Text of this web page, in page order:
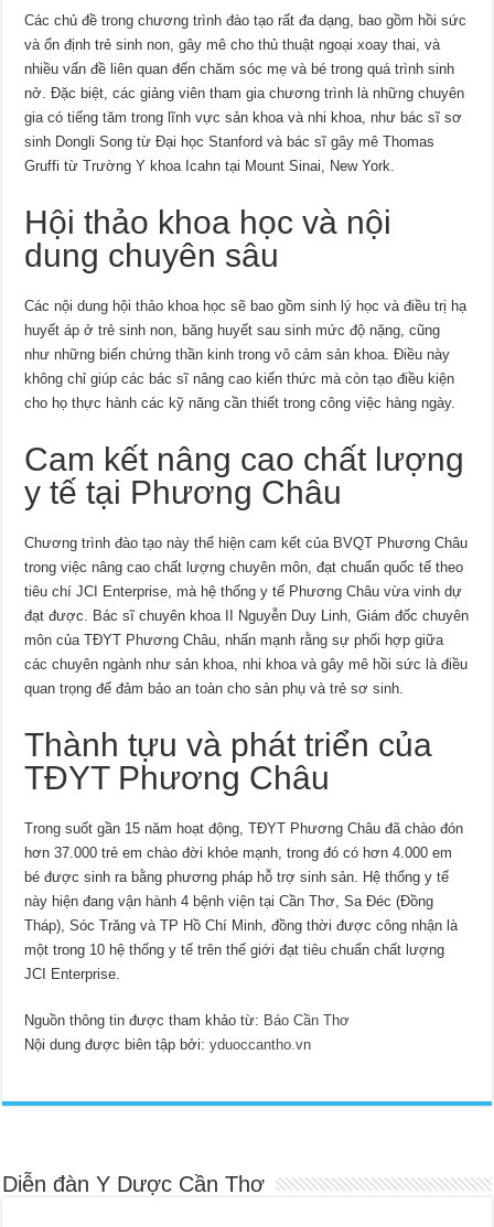
Các chủ đề trong chương trình đào tạo rất đa dạng, bao gồm hồi sức
và ổn định trẻ sinh non, gây mê cho thủ thuật ngoại xoay thai, và
nhiều vấn đề liên quan đến chăm sóc mẹ và bé trong quá trình sinh
nở. Đặc biệt, các giảng viên tham gia chương trình là những chuyên
gia có tiếng tăm trong lĩnh vực sản khoa và nhi khoa, như bác sĩ sơ
sinh Dongli Song từ Đại học Stanford và bác sĩ gây mê Thomas
Gruffi từ Trường Y khoa Icahn tại Mount Sinai, New York.
Hội thảo khoa học và nội
dung chuyên sâu
Các nội dung hội thảo khoa học sẽ bao gồm sinh lý học và điều trị hạ
huyết áp ở trẻ sinh non, băng huyết sau sinh mức độ nặng, cũng
như những biến chứng thần kinh trong vô cảm sản khoa. Điều này
không chỉ giúp các bác sĩ nâng cao kiến thức mà còn tạo điều kiện
cho họ thực hành các kỹ năng cần thiết trong công việc hàng ngày.
Cam kết nâng cao chất lượng
y tế tại Phương Châu
Chương trình đào tạo này thể hiện cam kết của BVQT Phương Châu
trong việc nâng cao chất lượng chuyên môn, đạt chuẩn quốc tế theo
tiêu chí JCI Enterprise, mà hệ thống y tế Phương Châu vừa vinh dự
đạt được. Bác sĩ chuyên khoa II Nguyễn Duy Linh, Giám đốc chuyên
môn của TĐYT Phương Châu, nhấn mạnh rằng sự phối hợp giữa
các chuyên ngành như sản khoa, nhi khoa và gây mê hồi sức là điều
quan trọng để đảm bảo an toàn cho sản phụ và trẻ sơ sinh.
Thành tựu và phát triển của
TĐYT Phương Châu
Trong suốt gần 15 năm hoạt động, TĐYT Phương Châu đã chào đón
hơn 37.000 trẻ em chào đời khỏe mạnh, trong đó có hơn 4.000 em
bé được sinh ra bằng phương pháp hỗ trợ sinh sản. Hệ thống y tế
này hiện đang vận hành 4 bệnh viện tại Cần Thơ, Sa Đéc (Đồng
Tháp), Sóc Trăng và TP Hồ Chí Minh, đồng thời được công nhận là
một trong 10 hệ thống y tế trên thế giới đạt tiêu chuẩn chất lượng
JCI Enterprise.
Nguồn thông tin được tham khảo từ: Báo Cần Thơ
Nội dung được biên tập bởi:yduoccantho.vn
Diễn đàn Y Dược Cần Thơ